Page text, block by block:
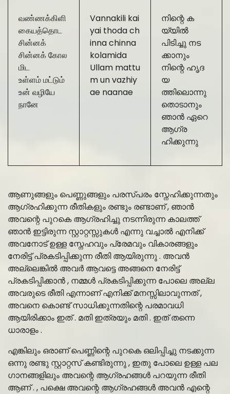
வண்ணக்கிளி
கையத்தொட
சின்னக்
சின்னக் கோல
மிட
உள்ளம் மட்டும்
உன் வழியே
நானே
Vannakili kai
yai thoda ch
inna chinna
kolamida
Ullam mattu
m un vazhiy
ae naanae
നിന്റെ ക
യ്യിൽ
പിടിച്ചു നട
ക്കാനും
നിന്റെ ഹൃദ
യ
ത്തിലൊന്നു
തൊടാനും
ഞാൻ ഏറെ
ആഗ്ര
ഹിക്കുന്നു
ആണുങ്ങളും പെണ്ണുങ്ങളും പരസ്പരം സ്നേഹിക്കുന്നതും
ആഗ്രഹിക്കുന്ന രീതികളും രണ്ടും രണ്ടാണ് , ഞാൻ
അവന്റെ പുറകെ ആഗ്രഹിച്ചു നടന്നിരുന്ന കാലത്ത്
ഞാൻ ഇട്ടിരുന്ന സ്റ്റാറ്റസ്സുകൾ എന്നു വച്ചാൽ എനിക്ക്
അവനോട്‌ ഉള്ള സ്നേഹവും പ്രേമവും വികാരങ്ങളും
നേരിട്ട് പ്രകടിപ്പിക്കുന്ന രീതി ആയിരുന്നു . അവൻ
അല്ലെങ്കിൽ അവർ ആവട്ടെ അങ്ങനെ നേരിട്ട്
പ്രകടിപ്പിക്കാൻ , നമ്മൾ പ്രകടിപ്പിക്കുന്ന പോലെ അല്ല
അവരുടെ രീതി എന്നാണ് എനിക്ക് മനസ്സിലാവുന്നത് ,
അവനെ കൊണ്ട് സാധിക്കുന്നതിന്റെ പരമാവധി
ആയിരിക്കാം ഇത് . മതി ഇത്രയും മതി . ഇത് തന്നെ
ധാരാളം .
എങ്കിലും ഒരാണ് പെണ്ണിന്റെ പുറകെ ഒലിപ്പിച്ചു നടക്കുന്ന
ഒന്നു രണ്ടു സ്റ്റാറ്റസ് കണ്ടിരുന്നു , ഇതു പോലെ ഉള്ള പല
ഗാനങ്ങളിലും അവന്റെ ആഗ്രഹങ്ങൾ പറയുന്ന രീതി
ആണ് . , പക്ഷെ അവന്റെ ആഗ്രഹങ്ങൾ അവൻ എന്റെ